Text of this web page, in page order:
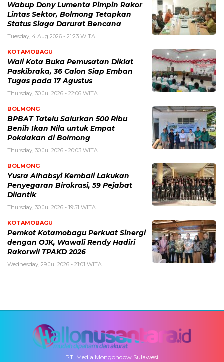
Wabup Dony Lumenta Pimpin Rakor
Lintas Sektor, Bolmong Tetapkan
Status Siaga Darurat Bencana
Tuesday, 4 Aug 2026 - 21:23 WITA
KOTAMOBAGU
Wali Kota Buka Pemusatan Diklat
Paskibraka, 36 Calon Siap Emban
Tugas pada 17 Agustus
Thursday, 30 Jul 2026 - 22:06 WITA
BOLMONG
BPBAT Tatelu Salurkan 500 Ribu
Benih Ikan Nila untuk Empat
Pokdakan di Bolmong
Thursday, 30 Jul 2026 - 20:03 WITA
BOLMONG
Yusra Alhabsyi Kembali Lakukan
Penyegaran Birokrasi, 59 Pejabat
Dilantik
Thursday, 30 Jul 2026 - 19:51 WITA
KOTAMOBAGU
Pemkot Kotamobagu Perkuat Sinergi
dengan OJK, Wawali Rendy Hadiri
Rakorwil TPAKD 2026
Wednesday, 29 Jul 2026 - 21:01 WITA
PT. Media Mongondow Sulawesi